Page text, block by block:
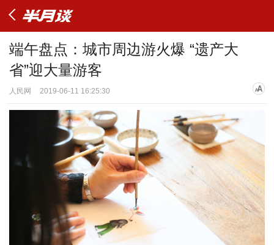
端午盘点：城市周边游火爆 “遗产大
省”迎大量游客
人民网 2019-06-11 16:25:30